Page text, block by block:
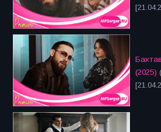
(2025) (